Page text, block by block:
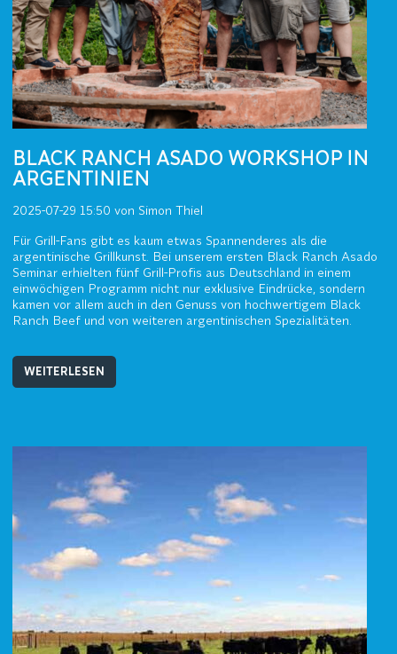
BLACK RANCH ASADO WORKSHOP IN
ARGENTINIEN
2025-07-29 15:50 von Simon Thiel
Für Grill-Fans gibt es kaum etwas Spannenderes als die
argentinische Grillkunst. Bei unserem ersten Black Ranch Asado
Seminar erhielten fünf Grill-Profis aus Deutschland in einem
einwöchigen Programm nicht nur exklusive Eindrücke, sondern
kamen vor allem auch in den Genuss von hochwertigem Black
Ranch Beef und von weiteren argentinischen Spezialitäten.
WEITERLESEN